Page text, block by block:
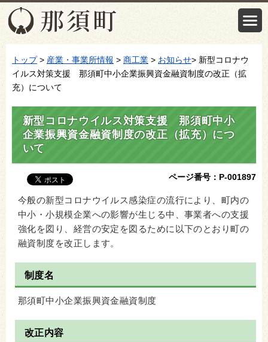
トップ> 産業・事業所情報 > 商工業 > お知らせ> 新型コロナウ
イルス対策支援 那須町中小企業振興資金融資制度の改正（拡
充）について
新型コロナウイルス対策支援 那須町中小
企業振興資金融資制度の改正（拡充）につ
いて
ページ番号：P-001897
今般の新型コロナウイルス感染症の流行により、町内の
中小・小規模企業への影響が生じる中、事業者への支援
強化を図り、経営の安定を図るために以下のとおり町の
融資制度を改正します。
制度名
那須町中小企業振興資金融資制度
改正内容